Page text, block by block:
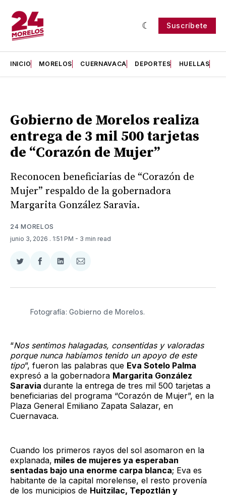
Suscríbete
INICIO MORELOS CUERNAVACA DEPORTES HUELLAS
Gobierno de Morelos realiza
entrega de 3 mil 500 tarjetas
de “Corazón de Mujer”
Reconocen beneficiarias de “Corazón de
Mujer” respaldo de la gobernadora
Margarita González Saravia.
24 MORELOS
junio 3, 2026 . 1:51 PM - 3 min read
Compartir
Twitter
Compartir
Facebook
Compartir
LinkedIn
Compartir
Email
Fotografía: Gobierno de Morelos.
“Nos sentimos halagadas, consentidas y valoradas
porque nunca habíamos tenido un apoyo de este
tipo”, fueron las palabras que Eva Sotelo Palma
expresó a la gobernadora Margarita González
Saravia durante la entrega de tres mil 500 tarjetas a
beneficiarias del programa “Corazón de Mujer”, en la
Plaza General Emiliano Zapata Salazar, en
Cuernavaca.
Cuando los primeros rayos del sol asomaron en la
explanada, miles de mujeres ya esperaban
sentadas bajo una enorme carpa blanca; Eva es
habitante de la capital morelense, el resto provenía
de los municipios de Huitzilac, Tepoztlán y